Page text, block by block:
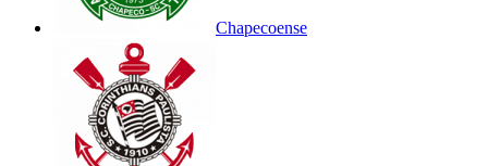
Chapecoense